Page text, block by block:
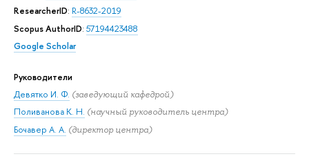
ResearcherID: R-8632-2019
Scopus AuthorID: 57194423488
Google Scholar
Руководители
Девятко И. Ф. (заведующий кафедрой)
Поливанова К. Н. (научный руководитель центра)
Бочавер А. А. (директор центра)